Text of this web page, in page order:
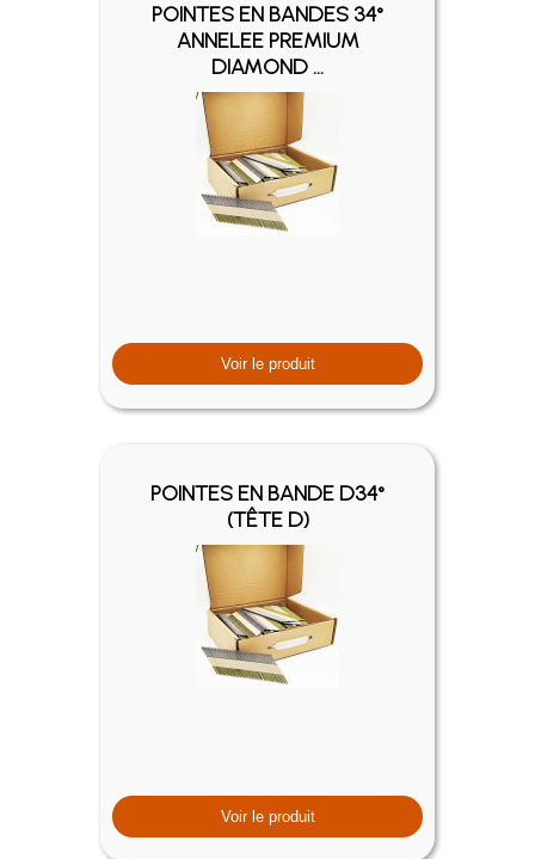
POINTES EN BANDES 34°
ANNELEE PREMIUM
DIAMOND ...
Voir le produit
POINTES EN BANDE D34°
(TÊTE D)
Voir le produit